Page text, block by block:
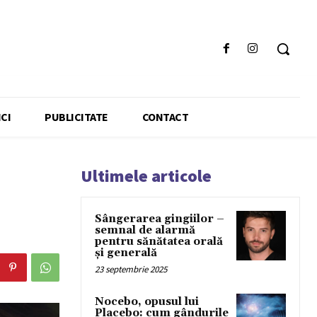
PUBLICITATE CONTACT
Ultimele articole
Sângerarea gingiilor –
semnal de alarmă
pentru sănătatea orală
și generală
23 septembrie 2025
Nocebo, opusul lui
Placebo: cum gândurile